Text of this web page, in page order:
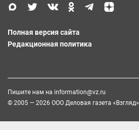
Полная версия сайта
Редакционная политика
Пишите нам на information@vz.ru
© 2005 — 2026 ООО Деловая газета «Взгляд»